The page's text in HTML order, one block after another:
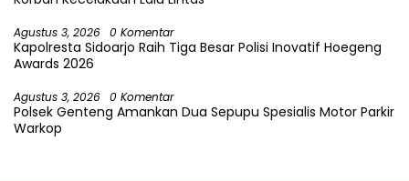
Agustus 3, 2026 0 Komentar
Kapolresta Sidoarjo Raih Tiga Besar Polisi Inovatif Hoegeng
Awards 2026
Agustus 3, 2026 0 Komentar
Polsek Genteng Amankan Dua Sepupu Spesialis Motor Parkir
Warkop